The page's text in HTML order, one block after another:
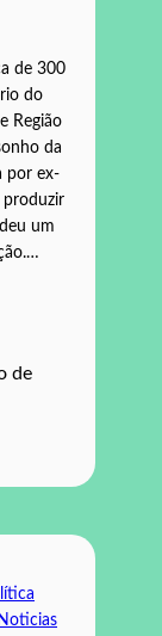
de 300
do
Região
da
por ex-
produzir
um
de
Noticias